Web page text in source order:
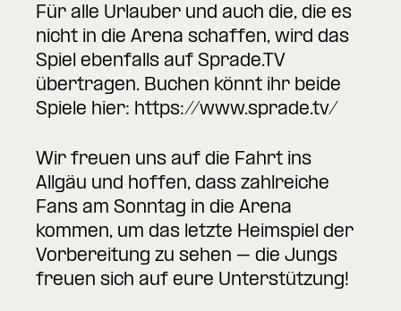
Für alle Urlauber und auch die, die es
nicht in die Arena schaffen, wird das
Spiel ebenfalls auf Sprade.TV
übertragen. Buchen könnt ihr beide
Spiele hier: https://www.sprade.tv/
Wir freuen uns auf die Fahrt ins
Allgäu und hoffen, dass zahlreiche
Fans am Sonntag in die Arena
kommen, um das letzte Heimspiel der
Vorbereitung zu sehen – die Jungs
freuen sich auf eure Unterstützung!